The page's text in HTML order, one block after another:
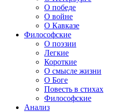
О победе
О войне
О Кавказе
Философские
О поэзии
Легкие
Короткие
О смысле жизни
О Боге
Повесть в стихах
Философские
Анализ